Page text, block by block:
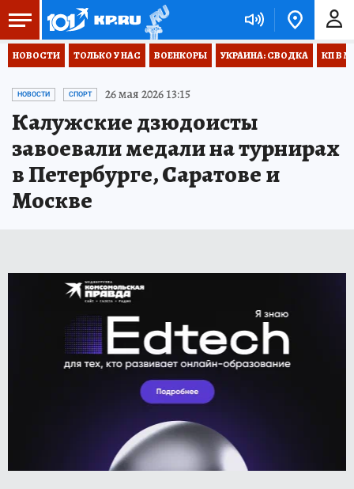
НОВОСТИ ТОЛЬКО У НАС ВОЕНКОРЫ УКРАИНА: СВОДКА КП В
НОВОСТИ СПОРТ 26 мая 2026 13:15
Калужские дзюдоисты
завоевали медали на турнирах
в Петербурге, Саратове и
Москве